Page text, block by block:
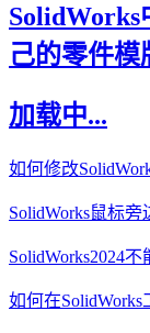
SolidWorks
己的零件模
加载中...
如何修改
SolidWorks鼠标
SolidWorks2024
如何在